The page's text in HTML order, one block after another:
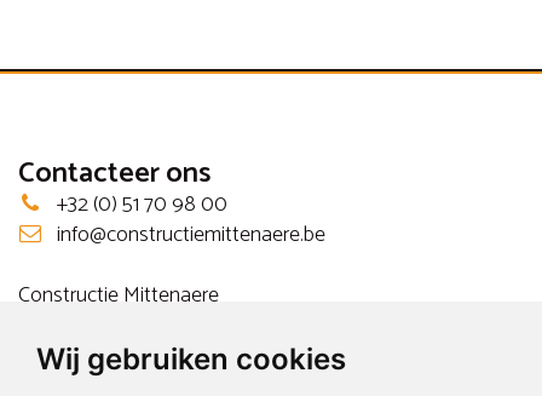
Wij gebruiken cookies
Contacteer ons
+32 (0) 51 70 98 00
info@constructiemittenaere.be
Constructie Mittenaere
8840 Staden